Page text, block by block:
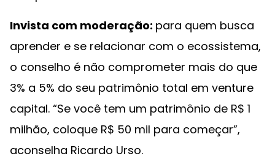
Invista com moderação: para quem busca
aprender e se relacionar com o ecossistema,
o conselho é não comprometer mais do que
3% a 5% do seu patrimônio total em venture
capital. “Se você tem um patrimônio de R$ 1
milhão, coloque R$ 50 mil para começar”,
aconselha Ricardo Urso.